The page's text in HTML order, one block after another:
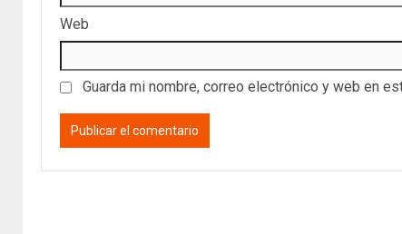
Web
Guarda mi nombre, correo electrónico y web en